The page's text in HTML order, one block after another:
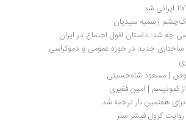
| سمیه سیدیان
داستان افول اجتماع در ایران
درنگی بر دگرگونی ساختاری جدید در حوزه عمومی و دموکراسی
مسعود شاه‏‌حسینی
| امین فقیری
بار ترجمه شد
کرول فیشر سلر